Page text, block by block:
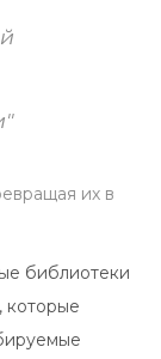
их в
библиотеки
которые